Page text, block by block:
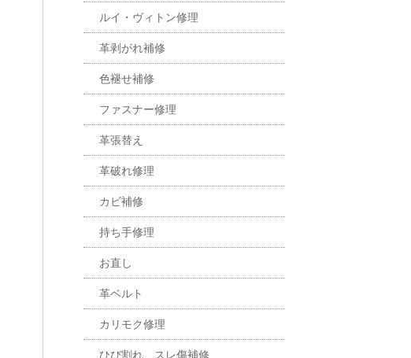
ルイ・ヴィトン修理
革剥がれ補修
色褪せ補修
ファスナー修理
革張替え
革破れ修理
カビ補修
持ち手修理
お直し
革ベルト
カリモク修理
ひび割れ、スレ傷補修